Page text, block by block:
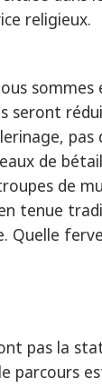
religieux.
sommes
seront
de
de
tenue
Quelle
pas la
parcours